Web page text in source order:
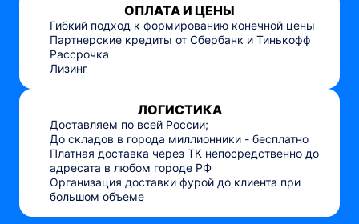
ОПЛАТА И ЦЕНЫ
Гибкий подход к формированию конечной цены
Партнерские кредиты от Сбербанк и Тинькофф
Рассрочка
Лизинг
ЛОГИСТИКА
Доставляем по всей России;
До складов в города миллионники - бесплатно
Платная доставка через ТК непосредственно до
адресата в любом городе РФ
Организация доставки фурой до клиента при
большом объеме